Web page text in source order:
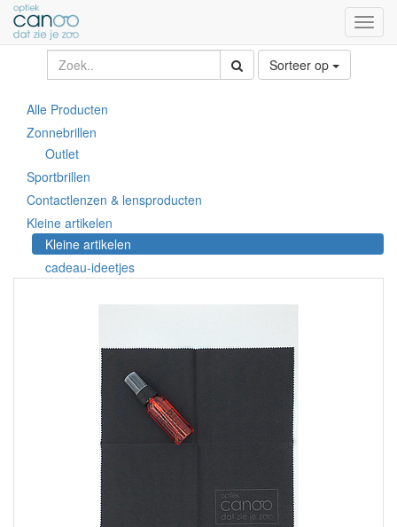
Sorteer op
Alle Producten
Zonnebrillen
Outlet
Sportbrillen
Contactlenzen & lensproducten
Kleine artikelen
Kleine artikelen
cadeau-ideetjes